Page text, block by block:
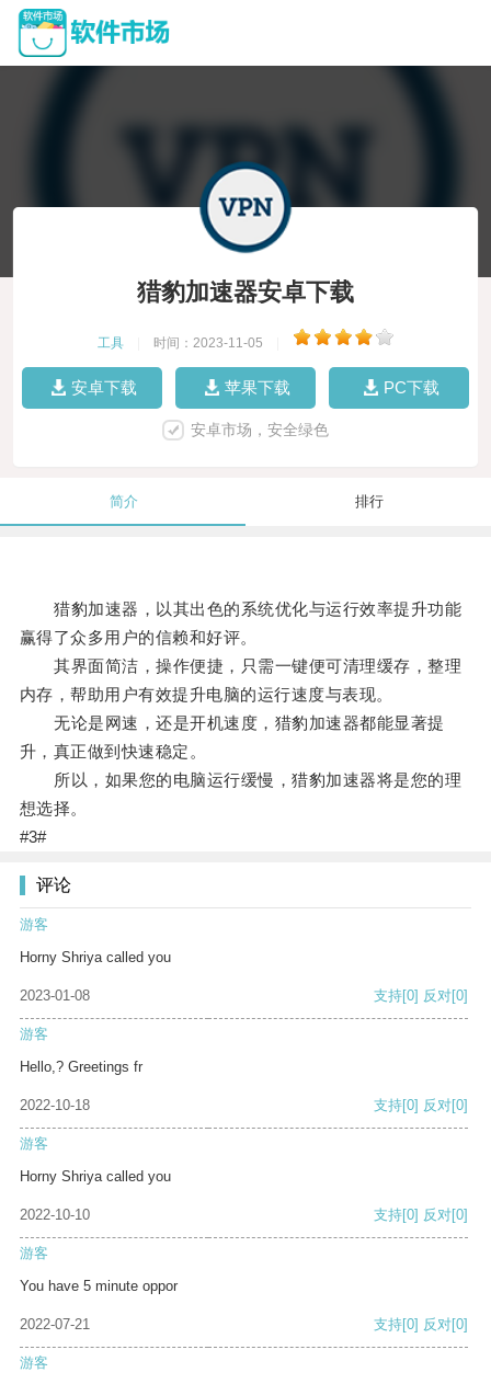
猎豹加速器安卓下载
工具 时间：2023-11-05
安卓下载 苹果下载 PC下载
安卓市场，安全绿色
简介 排行
猎豹加速器，以其出色的系统优化与运行效率提升功能
赢得了众多用户的信赖和好评。
其界面简洁，操作便捷，只需一键便可清理缓存，整理
内存，帮助用户有效提升电脑的运行速度与表现。
无论是网速，还是开机速度，猎豹加速器都能显著提
升，真正做到快速稳定。
所以，如果您的电脑运行缓慢，猎豹加速器将是您的理
想选择。
#3#
评论
游客
Horny Shriya called you
2023-01-08 支持[0] 反对[0]
游客
Hello,? Greetings fr
2022-10-18 支持[0] 反对[0]
游客
Horny Shriya called you
2022-10-10 支持[0] 反对[0]
游客
You have 5 minute oppor
2022-07-21 支持[0] 反对[0]
游客